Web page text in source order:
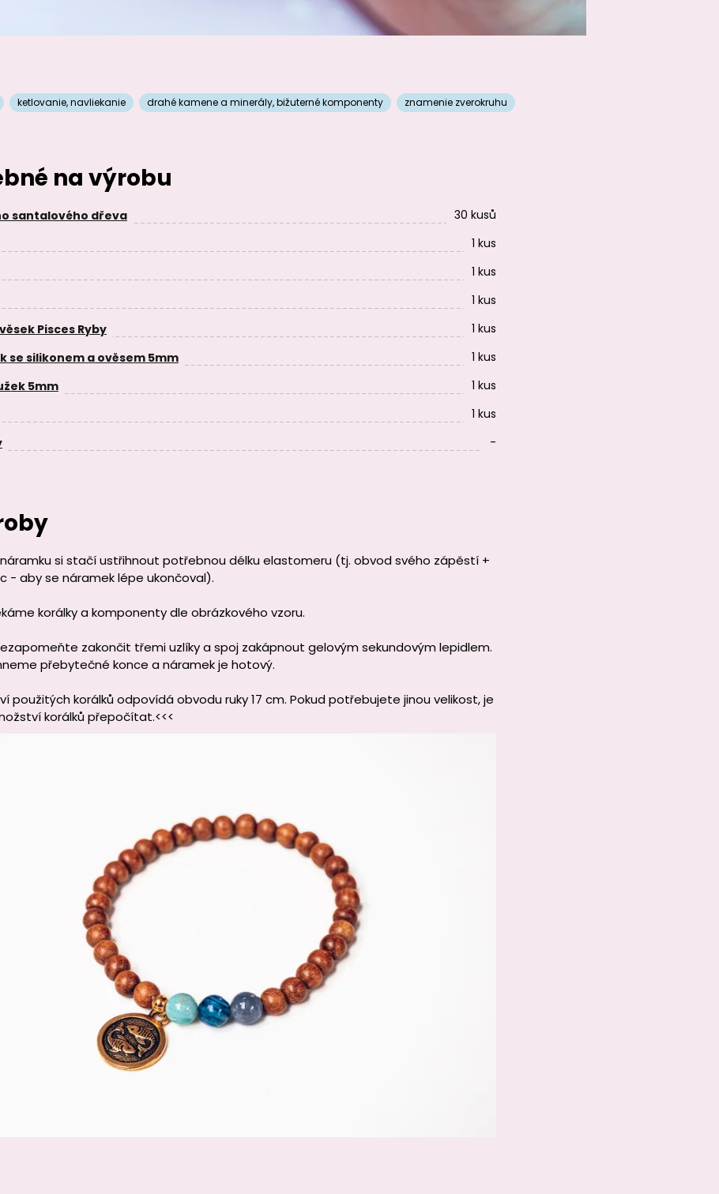
ketlovanie,navliekanie drahé kamene a minerály,bižuterné komponenty znamenie zverokruhu
na výrobu
santalového dřeva
30 kusů
1 kus
1 kus
1 kus
Pisces Ryby
1 kus
se silikonem a ověsem 5mm
1 kus
5mm
1 kus
1 kus
-
si stačí ustřihnout potřebnou délku elastomeru (tj. obvod svého zápěstí +
- aby se náramek lépe ukončoval).
korálky a komponenty dle obrázkového vzoru.
zakončit třemi uzlíky a spoj zakápnout gelovým sekundovým lepidlem.
přebytečné konce a náramek je hotový.
použitých korálků odpovídá obvodu ruky 17 cm. Pokud potřebujete jinou velikost, je
korálků přepočítat.<<<